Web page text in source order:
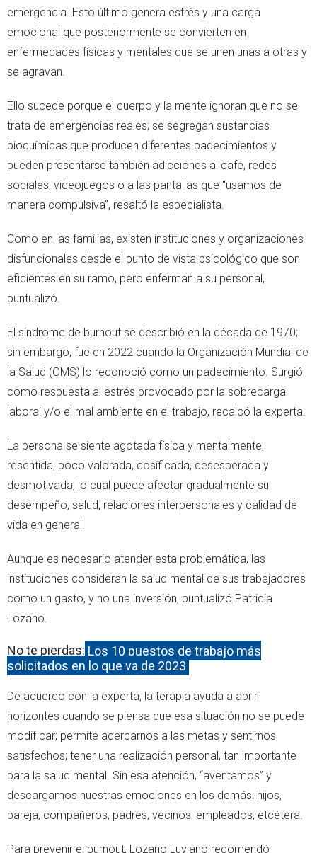
emergencia. Esto último genera estrés y una carga
emocional que posteriormente se convierten en
enfermedades físicas y mentales que se unen unas a otras y
se agravan.
Ello sucede porque el cuerpo y la mente ignoran que no se
trata de emergencias reales; se segregan sustancias
bioquímicas que producen diferentes padecimientos y
pueden presentarse también adicciones al café, redes
sociales, videojuegos o a las pantallas que “usamos de
manera compulsiva”, resaltó la especialista.
Como en las familias, existen instituciones y organizaciones
disfuncionales desde el punto de vista psicológico que son
eficientes en su ramo, pero enferman a su personal,
puntualizó.
El síndrome de burnout se describió en la década de 1970;
sin embargo, fue en 2022 cuando la Organización Mundial de
la Salud (OMS) lo reconoció como un padecimiento. Surgió
como respuesta al estrés provocado por la sobrecarga
laboral y/o el mal ambiente en el trabajo, recalcó la experta.
La persona se siente agotada física y mentalmente,
resentida, poco valorada, cosificada, desesperada y
desmotivada, lo cual puede afectar gradualmente su
desempeño, salud, relaciones interpersonales y calidad de
vida en general.
Aunque es necesario atender esta problemática, las
instituciones consideran la salud mental de sus trabajadores
como un gasto, y no una inversión, puntualizó Patricia
Lozano.
No te pierdas: Los 10 puestos de trabajo más
solicitados en lo que va de 2023
De acuerdo con la experta, la terapia ayuda a abrir
horizontes cuando se piensa que esa situación no se puede
modificar; permite acercarnos a las metas y sentirnos
satisfechos; tener una realización personal, tan importante
para la salud mental. Sin esa atención, “aventamos” y
descargamos nuestras emociones en los demás: hijos,
pareja, compañeros, padres, vecinos, empleados, etcétera.
Para prevenir el burnout, Lozano Luviano recomendó